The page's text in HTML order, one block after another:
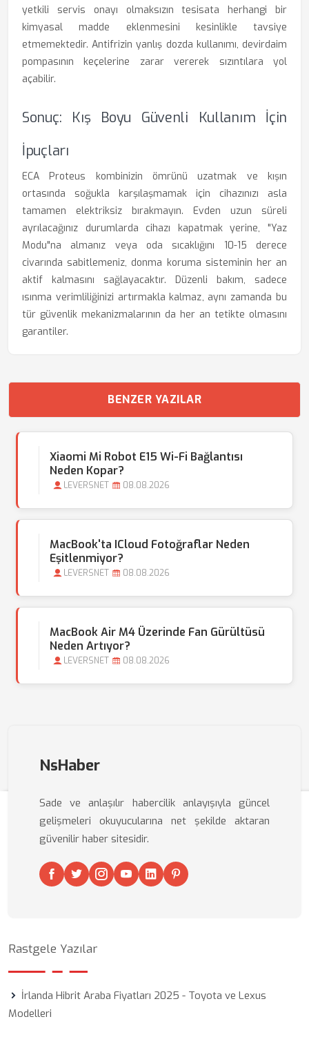
yetkili servis onayı olmaksızın tesisata herhangi bir
kimyasal madde eklenmesini kesinlikle tavsiye
etmemektedir. Antifrizin yanlış dozda kullanımı, devirdaim
pompasının keçelerine zarar vererek sızıntılara yol
açabilir.
Sonuç: Kış Boyu Güvenli Kullanım İçin
İpuçları
ECA Proteus kombinizin ömrünü uzatmak ve kışın
ortasında soğukla karşılaşmamak için cihazınızı asla
tamamen elektriksiz bırakmayın. Evden uzun süreli
ayrılacağınız durumlarda cihazı kapatmak yerine, "Yaz
Modu"na almanız veya oda sıcaklığını 10-15 derece
civarında sabitlemeniz, donma koruma sisteminin her an
aktif kalmasını sağlayacaktır. Düzenli bakım, sadece
ısınma verimliliğinizi artırmakla kalmaz, aynı zamanda bu
tür güvenlik mekanizmalarının da her an tetikte olmasını
garantiler.
BENZER YAZILAR
Xiaomi Mi Robot E15 Wi-Fi Bağlantısı
Neden Kopar?
LEVERSNET 08.08.2026
MacBook'ta ICloud Fotoğraflar Neden
Eşitlenmiyor?
LEVERSNET 08.08.2026
MacBook Air M4 Üzerinde Fan Gürültüsü
Neden Artıyor?
LEVERSNET 08.08.2026
NsHaber
Sade ve anlaşılır habercilik anlayışıyla güncel
gelişmeleri okuyucularına net şekilde aktaran
güvenilir haber sitesidir.
Rastgele Yazılar
İrlanda Hibrit Araba Fiyatları 2025 - Toyota ve Lexus
Modelleri